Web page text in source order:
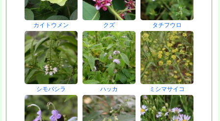
カイトウメン クズ タチフウロ
シモバシラ ハッカ ミシマサイコ